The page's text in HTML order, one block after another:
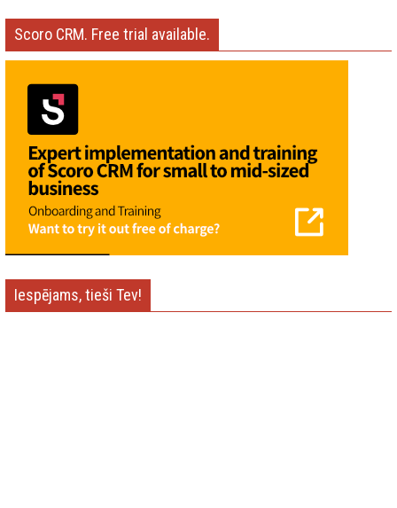
Scoro CRM. Free trial available.
Iespējams, tieši Tev!